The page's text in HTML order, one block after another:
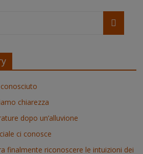
chiarezza
dopo un’alluvione
ci conosce
finalmente riconoscere le intuizioni dei